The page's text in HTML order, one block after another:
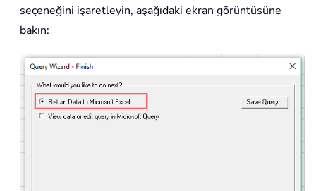
seçeneğini işaretleyin, aşağıdaki ekran görüntüsüne
bakın: